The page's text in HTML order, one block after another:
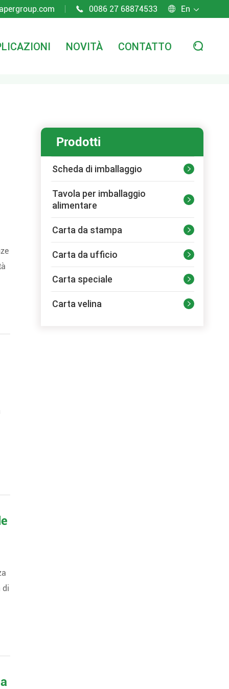
 0086 27 68874533  En 
NOVITÀ CONTATTO 
di
Prodotti
Scheda di imballaggio 
Tavola per imballaggio
alimentare

Carta da stampa 
Carta da ufficio 
Carta speciale 
Carta velina 